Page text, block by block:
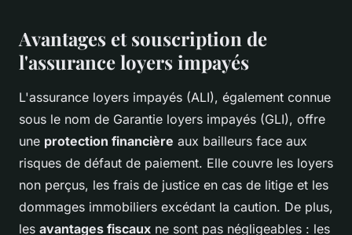
Avantages et souscription de
l'assurance loyers impayés
L'assurance loyers impayés (ALI), également connue
sous le nom de Garantie loyers impayés (GLI), offre
une protection financière aux bailleurs face aux
risques de défaut de paiement. Elle couvre les loyers
non perçus, les frais de justice en cas de litige et les
dommages immobiliers excédant la caution. De plus,
les avantages fiscaux ne sont pas négligeables : les